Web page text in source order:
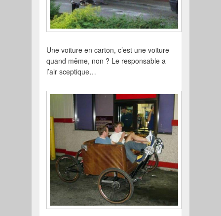
Une voiture en carton, c’est une voiture
quand même, non ? Le responsable a
l’air sceptique…